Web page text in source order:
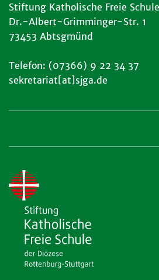
Stiftung Katholische Freie Schule
Dr.-Albert-Grimminger-Str. 1
73453 Abtsgmünd
Telefon: (07366) 9 22
sekretariat[at]sjga.de